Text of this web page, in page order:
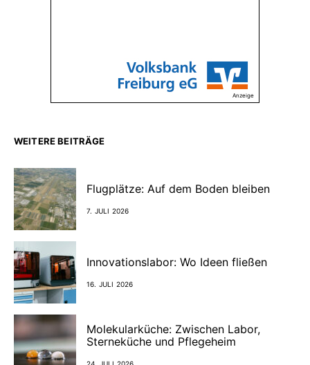
Anzeige
WEITERE BEITRÄGE
Flugplätze: Auf dem Boden bleiben
7. JULI 2026
Innovationslabor: Wo Ideen fließen
16. JULI 2026
Molekularküche: Zwischen Labor,
Sterneküche und Pflegeheim